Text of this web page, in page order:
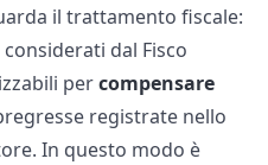
il trattamento fiscale:
dal Fisco
percompensare
registrate nello
In questo modo è